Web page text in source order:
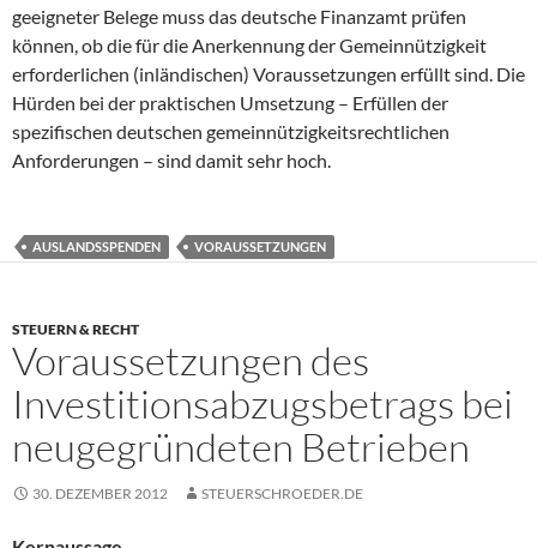
geeigneter Belege muss das deutsche Finanzamt prüfen
können, ob die für die Anerkennung der Gemeinnützigkeit
erforderlichen (inländischen) Voraussetzungen erfüllt sind. Die
Hürden bei der praktischen Umsetzung – Erfüllen der
spezifischen deutschen gemeinnützigkeitsrechtlichen
Anforderungen – sind damit sehr hoch.
AUSLANDSSPENDEN VORAUSSETZUNGEN
STEUERN & RECHT
Voraussetzungen des
Investitionsabzugsbetrags bei
neugegründeten Betrieben
30. DEZEMBER 2012 STEUERSCHROEDER.DE